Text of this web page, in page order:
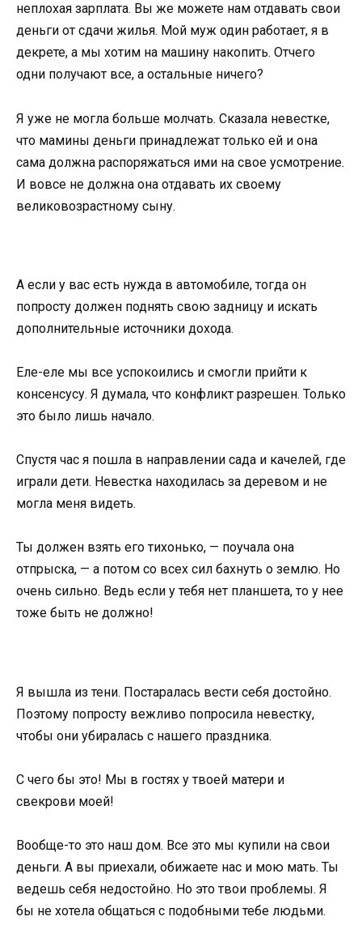
неплохая зарплата. Вы же можете нам отдавать свои
деньги от сдачи жилья. Мой муж один работает, я в
декрете, а мы хотим на машину накопить. Отчего
одни получают все, а остальные ничего?
Я уже не могла больше молчать. Сказала невестке,
что мамины деньги принадлежат только ей и она
сама должна распоряжаться ими на свое усмотрение.
И вовсе не должна она отдавать их своему
великовозрастному сыну.
А если у вас есть нужда в автомобиле, тогда он
попросту должен поднять свою задницу и искать
дополнительные источники дохода.
Еле-еле мы все успокоились и смогли прийти к
консенсусу. Я думала, что конфликт разрешен. Только
это было лишь начало.
Спустя час я пошла в направлении сада и качелей, где
играли дети. Невестка находилась за деревом и не
могла меня видеть.
Ты должен взять его тихонько, — поучала она
отпрыска, — а потом со всех сил бахнуть о землю. Но
очень сильно. Ведь если у тебя нет планшета, то у нее
тоже быть не должно!
Я вышла из тени. Постаралась вести себя достойно.
Поэтому попросту вежливо попросила невестку,
чтобы они убиралась с нашего праздника.
С чего бы это! Мы в гостях у твоей матери и
свекрови моей!
Вообще-то это наш дом. Все это мы купили на свои
деньги. А вы приехали, обижаете нас и мою мать. Ты
ведешь себя недостойно. Но это твои проблемы. Я
бы не хотела общаться с подобными тебе людьми.